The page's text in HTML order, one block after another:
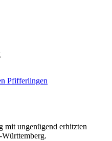
Pfifferlingen
mit ungenügend erhitzten